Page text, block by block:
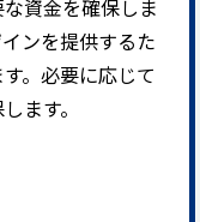
資金を確保しま
ンを提供するた
。必要に応じて
ます。